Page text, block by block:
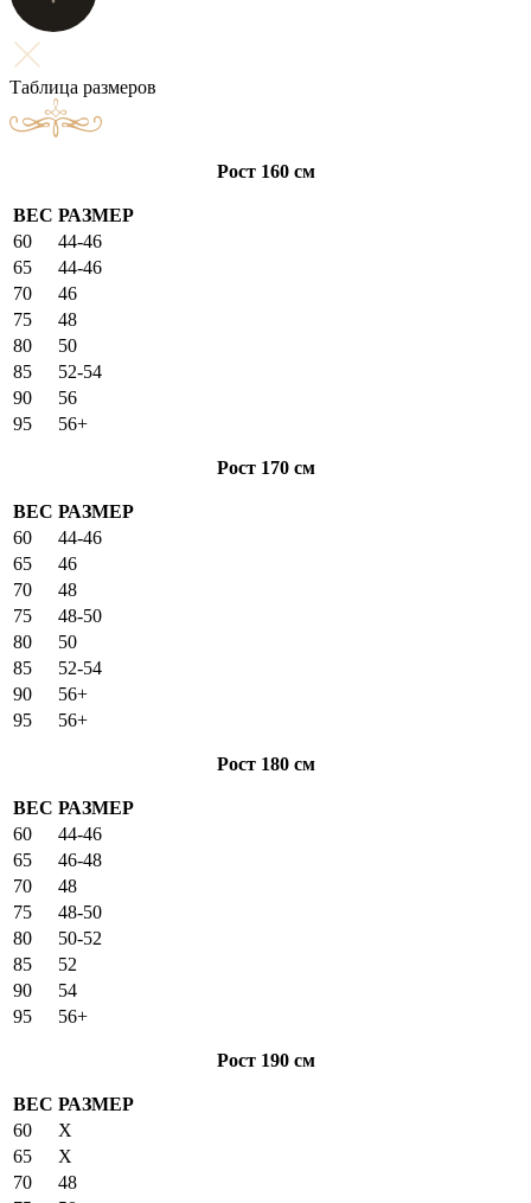
Таблица размеров
Рост 160 см
ВЕС РАЗМЕР
60
44-46
65
44-46
70
46
75
48
80
50
85
52-54
90
56
95
56+
Рост 170 см
ВЕС РАЗМЕР
60
44-46
65
46
70
48
75
48-50
80
50
85
52-54
90
56+
95
56+
Рост 180 см
ВЕС РАЗМЕР
60
44-46
65
46-48
70
48
75
48-50
80
50-52
85
52
90
54
95
56+
Рост 190 см
ВЕС РАЗМЕР
60
X
65
X
70
48